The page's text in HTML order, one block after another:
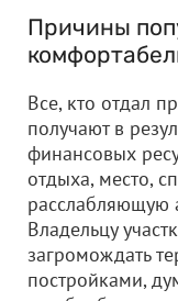
Причины
Все, кто отдал
получают в
финансовых
отдыха, место,
расслабляющую
Владельцу
загромождать
постройками,